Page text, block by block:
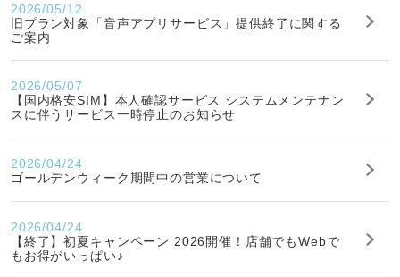
2026/05/12
旧プラン対象「音声アプリサービス」提供終了に関する
ご案内
2026/05/07
【国内格安SIM】本人確認サービス システムメンテナン
スに伴うサービス一時停止のお知らせ
2026/04/24
ゴールデンウィーク期間中の営業について
2026/04/24
【終了】初夏キャンペーン 2026開催！店舗でもWebで
もお得がいっぱい♪